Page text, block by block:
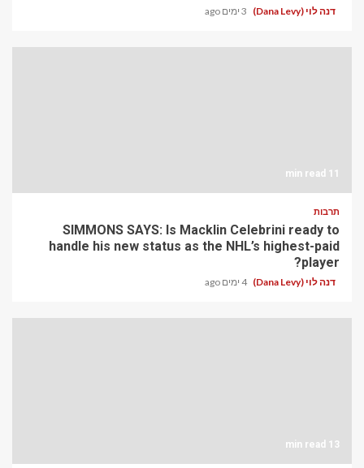
דנה לוי (Dana Levy) 3 ימים ago
11 min read
תרבות
SIMMONS SAYS: Is Macklin Celebrini ready to
handle his new status as the NHL’s highest-paid
player?
דנה לוי (Dana Levy) 4 ימים ago
13 min read